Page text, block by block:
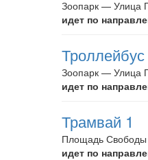
Зоопарк — Улица
идет по
Троллейбус
Зоопарк — Улица
идет по
Трамвай 1
Площадь
идет по